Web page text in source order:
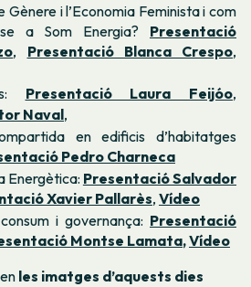
Gènere i l’Economia Feminista i com
a Som Energia? Presentació
, Presentació Blanca Crespo,
Presentació Laura Feijóo,
Naval,
en edificis d’habitatges
Pedro Charneca
Energètica: Presentació Salvador
Xavier Pallarès, Vídeo
i governança: Presentació
Montse Lamata,Vídeo
les imatges d’aquests dies